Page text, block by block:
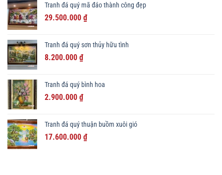
6.500.000 ₫.là:
5.200.000 ₫.
Tranh đá quý mã đáo thành công đẹp
Giá
33.000.000 ₫.
29.500.000 ₫Giá
là:
Tranh đá quý sơn thủy hữu tình
Giá
11.000.000 ₫.
8.200.000 ₫Giá
là:
8.200.000 ₫.
Tranh đá quý bình hoa
Giá
3.200.000 ₫.
2.900.000 ₫Giá
là:
2.900.000 ₫.
Tranh đá quý thuận buồm xuôi gió
Giá
17.600.000 ₫Giá